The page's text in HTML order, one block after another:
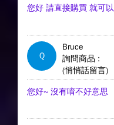
您好 請直接購買 就可以
Q
Bruce
詢問商品 :
(悄悄話留言)
您好~ 沒有唷不好意思